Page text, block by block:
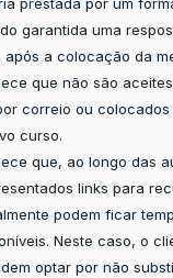
prestada por um
garantida uma
a colocação da
que não são
correio ou
curso.
que, ao longo das
links para
podem ficar
Neste caso, o
optar por não